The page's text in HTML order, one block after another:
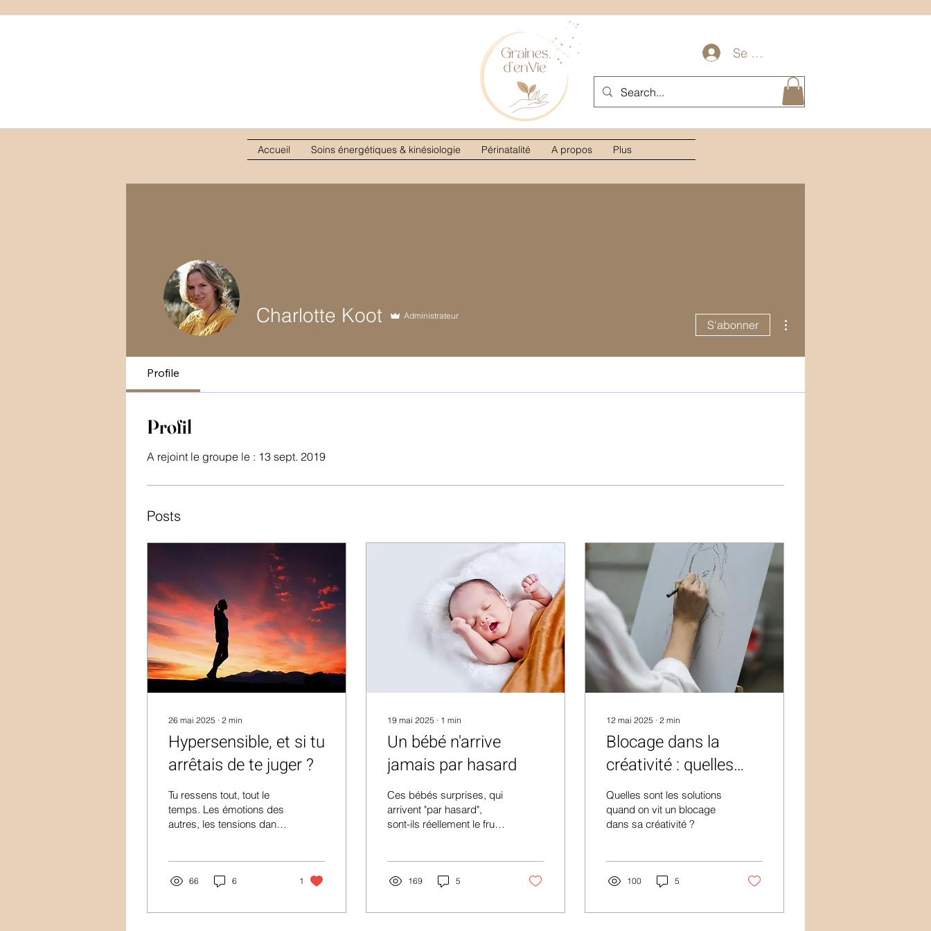
Se connecter
Accueil Soins énergétiques & kinésiologie Périnatalité A propos Plus
Charlotte Koot Administrateur
S'abonner
Profile
Profil
A rejoint le groupe le : 13 sept. 2019
Posts
26 mai 2025 ∙ 2 min
Hypersensible, et si tu
arrêtais de te juger ?
Tu ressens tout, tout le
temps. Les émotions des
autres, les tensions dans
lourd, trop douloureux.
66 6 1
19 mai 2025 ∙ 1 min
Un bébé n'arrive
jamais par hasard
Ces bébés surprises, qui
arrivent "par hasard",
sont-ils réellement le fruit
169 5
12 mai 2025 ∙ 2 min
Blocage dans la
créativité : quelles
solutions ?
Quelles sont les solutions
quand on vit un blocage
dans sa créativité ?
100 5